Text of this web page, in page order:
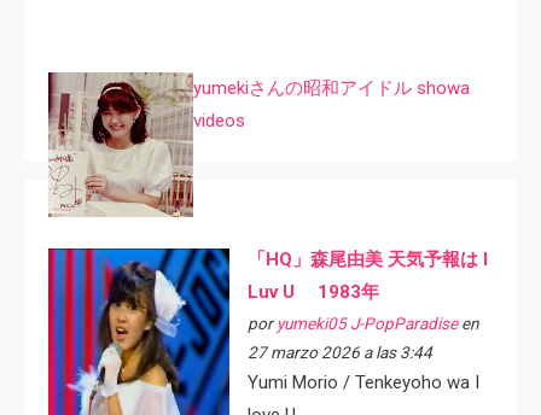
yumekiさんの昭和アイドル showa
videos
「HQ」森尾由美 天気予報は I
Luv U 1983年
por yumeki05 J-PopParadiseen
27 marzo 2026 a las 3:44
Yumi Morio / Tenkeyoho wa I